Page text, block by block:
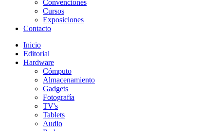
Convenciones
Cursos
Exposiciones
Contacto
Inicio
Editorial
Hardware
Cómputo
Almacenamiento
Gadgets
Fotografía
TV's
Tablets
Audio